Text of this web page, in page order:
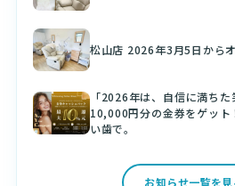
松山店 2026年3月5日から
「2026年は、自信に満ちた
10,000円分の金券をゲット
い歯で。
お知らせ一覧を